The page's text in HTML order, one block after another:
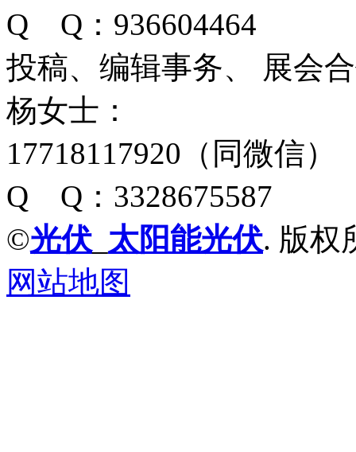
Q Q：936604464
投稿、编辑事务、 展会
杨女士：
17718117920（同微信）
Q Q：3328675587
©光伏 太阳能光伏. 版权
网站地图